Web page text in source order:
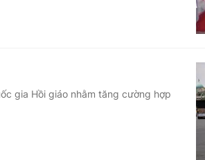
gia Hồi giáo nhằm tăng cường hợp